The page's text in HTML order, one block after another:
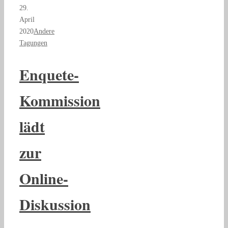
29.
April
2020Andere
Tagungen
Enquete-
Kommission
lädt
zur
Online-
Diskussion